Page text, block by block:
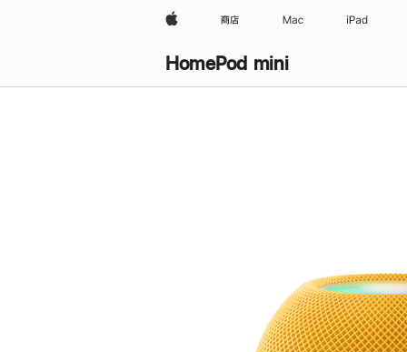
Apple 商店 Mac iPad
HomePod mini